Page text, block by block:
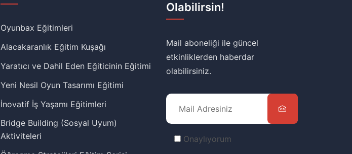
Oyunbax Eğitimleri
Alacakaranlık Eğitim Kuşağı
Yaratıcı ve Dahil Eden Eğiticinin Eğitimi
Yeni Nesil Oyun Tasarımı Eğitimi
İnovatif İş Yaşamı Eğitimleri
Bridge Building (Sosyal Uyum)
Aktiviteleri
Olabilirsin!
Mail aboneliği ile güncel
etkinliklerden haberdar
olabilirsiniz.
Onaylıyorum